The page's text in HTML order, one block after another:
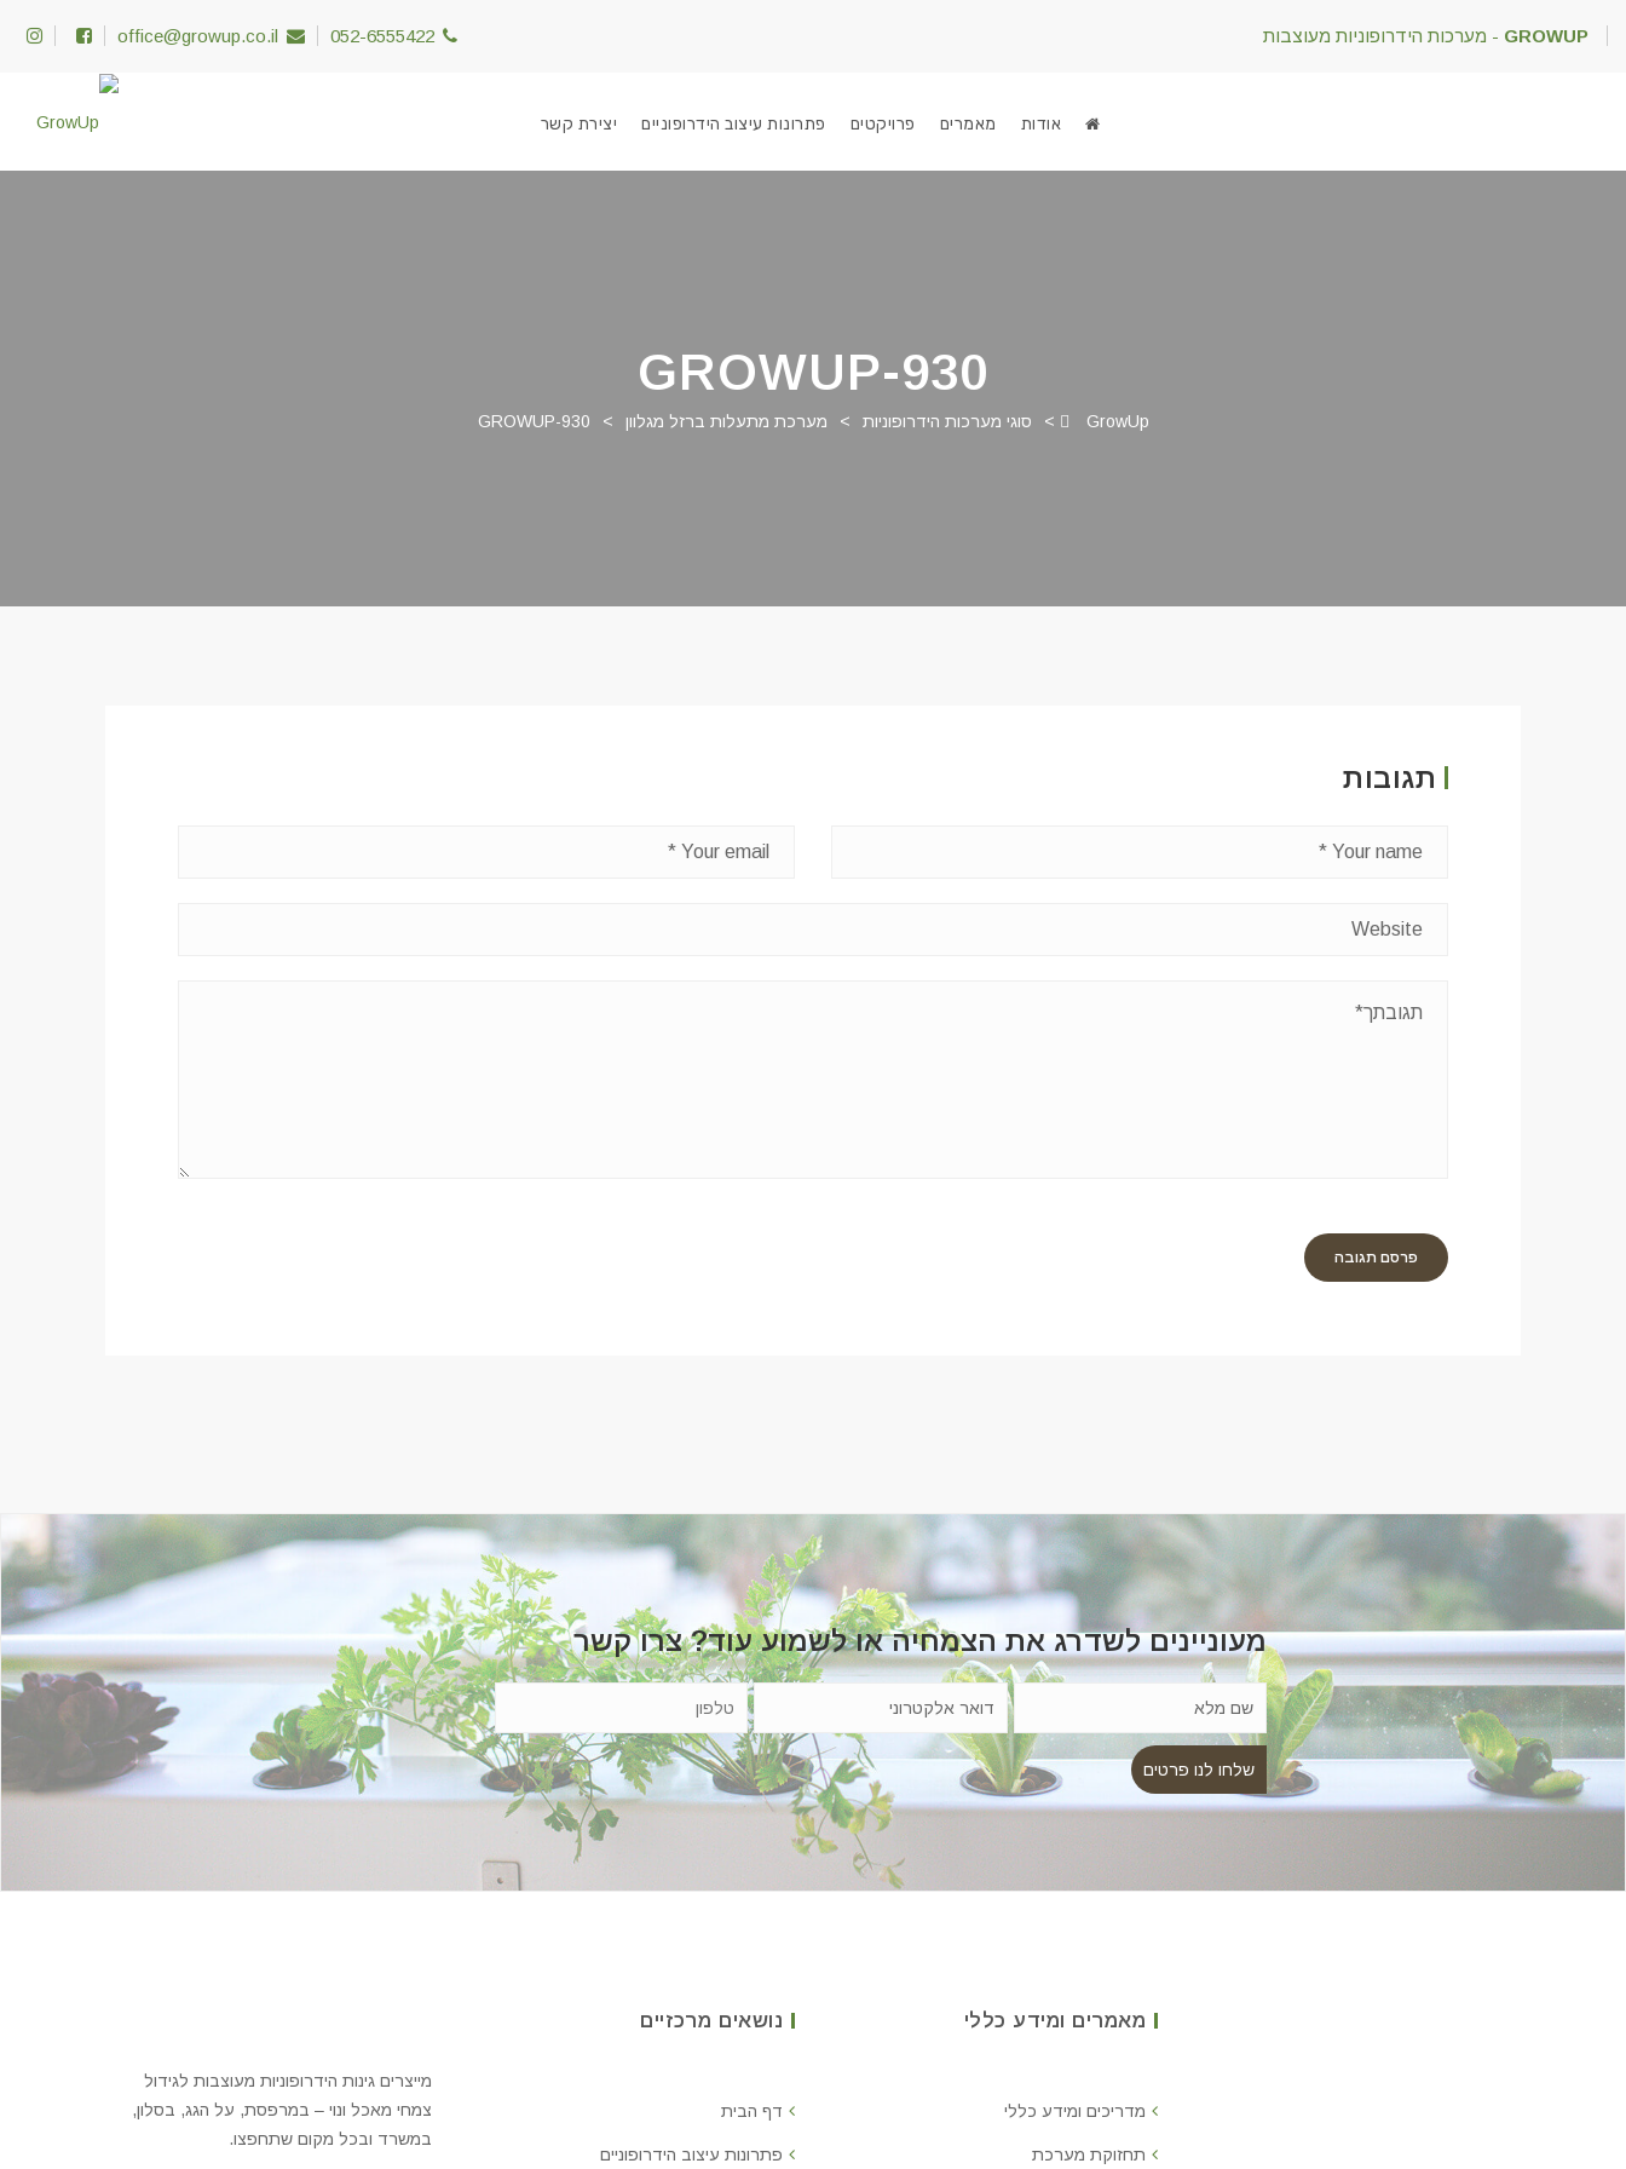
office@growup.co.il 052-6555422 GROWUP - מערכות הידרופוניות מעוצבות
אודות מאמרים פרויקטים פתרונות עיצוב הידרופוניים יצירת קשר
GROWUP-930
GrowUp
> סוגי מערכות הידרופוניות > מערכת מתעלות ברזל מגלוון >
GROWUP-930
תגובות
מעוניינים לשדרג את הצמחיה או לשמוע עוד? צרו קשר
מאמרים ומידע כללי
מדריכים ומידע כללי
תחזוקת מערכת
נושאים מרכזיים
דף הבית
פתרונות עיצוב הידרופוניים
מייצרים גינות הידרופוניות מעוצבות לגידול
צמחי מאכל ונוי – במרפסת, על הגג, בסלון,
במשרד ובכל מקום שתחפצו.